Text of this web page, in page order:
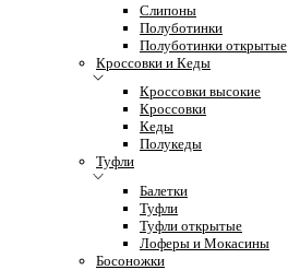
Слипоны
Полуботинки
Полуботинки открытые
Кроссовки и Кеды
Кроссовки высокие
Кроссовки
Кеды
Полукеды
Туфли
Балетки
Туфли
Туфли открытые
Лоферы и Мокасины
Босоножки